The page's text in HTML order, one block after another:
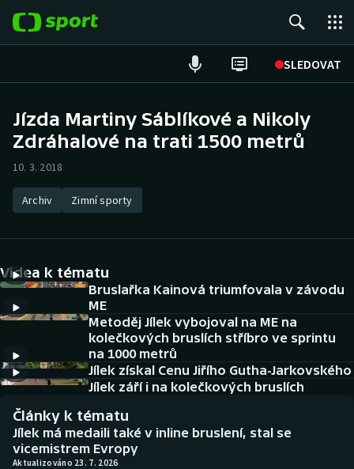
SLEDOVAT
Hokej
Atletika
DALŠÍ SPORTY
Americký fotbal
Baseball a softbal
Biatlon
NEPŘEHLÉDNĚTE
Soutěže
Aplikace ČT sport
Jízda Martiny Sáblíkové a Nikoly
Zdráhalové na trati 1500 metrů
10. 3. 2018
Archiv Zimní sporty
Videa k tématu
Bruslařka Kainová triumfovala v závodu
ME
Metoděj Jílek vybojoval na ME na
kolečkových bruslích stříbro ve sprintu
na 1000 metrů
Jílek získal Cenu Jiřího Gutha-Jarkovského
Jílek září i na kolečkových bruslích
Články k tématu
Jílek má medaili také v inline bruslení, stal se
vicemistrem Evropy
Aktualizováno 23. 7. 2026